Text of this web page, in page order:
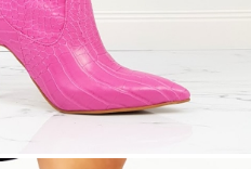
9 см.
46 см.